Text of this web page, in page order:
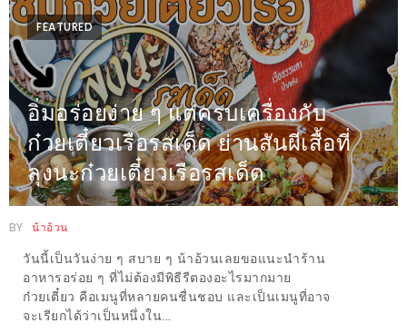
กี้
เนื้อ
หมู
ดำ
คู
โร
บูต
ะ
ที่
AIKO
(THE
FEATURED
อิ่มอร่อยง่าย ๆ แต่ครบเครื่องกับ
ก๋วยเตี๋ยวเรือรสเด็ด ย่านสันผีเสื้อที่
ลุงนะก๋วยเตี๋ยวเรือรสเด็ด
BY น้าอ้วน
วันนี้เป็นวันง่าย ๆ สบาย ๆ น้าอ้วนเลยขอแนะนำร้าน
อาหารอร่อย ๆ ที่ไม่ต้องมีพิธีรีตองอะไรมากมาย
ก๋วยเตี๋ยว คือเมนูที่หลายคนชื่นชอบ และเป็นเมนูที่อาจ
จะเรียกได้ว่าเป็นหนึ่งใน...